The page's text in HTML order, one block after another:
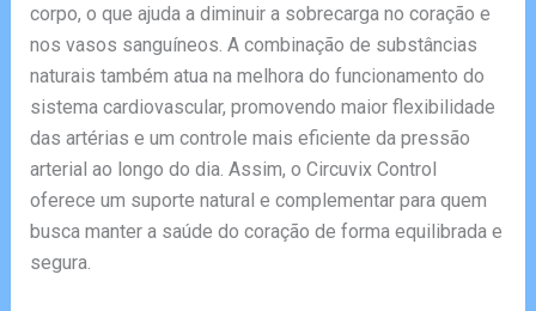
corpo, o que ajuda a diminuir a sobrecarga no coração e
nos vasos sanguíneos. A combinação de substâncias
naturais também atua na melhora do funcionamento do
sistema cardiovascular, promovendo maior flexibilidade
das artérias e um controle mais eficiente da pressão
arterial ao longo do dia. Assim, o Circuvix Control
oferece um suporte natural e complementar para quem
busca manter a saúde do coração de forma equilibrada e
segura.